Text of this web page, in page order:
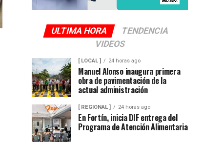
ULTIMA HORA
TENDENCIA
VIDEOS
[ LOCAL ] 24 horas ago
Manuel Alonso inaugura primera
obra de pavimentación de la
actual administración
[ REGIONAL ] 24 horas ago
En Fortín, inicia DIF entrega del
Programa de Atención Alimentaria